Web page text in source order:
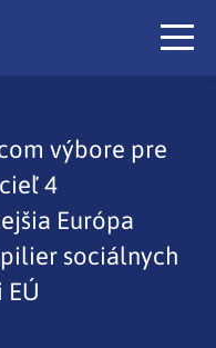
výbore pre
4
Európa
sociálnych